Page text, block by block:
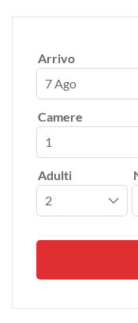
Arrivo
7 Ago
Camere
Adulti